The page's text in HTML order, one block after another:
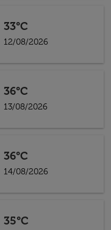
33°C
12/08/2026
36°C
13/08/2026
36°C
14/08/2026
35°C